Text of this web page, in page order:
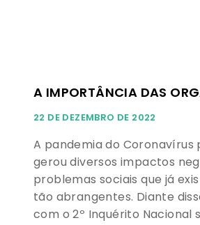
A IMPORTÂNCIA DAS
22 DE DEZEMBRO DE 2022
A pandemia do Coronavírus
gerou diversos impactos
problemas sociais que já
tão abrangentes. Diante
com o 2º Inquérito Nacional